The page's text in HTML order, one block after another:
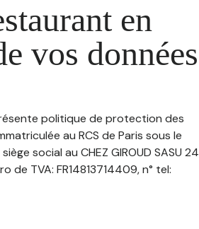
en
vos données
politique de protection des
au RCS de Paris sous le
social au CHEZ GIROUD SASU 24
de TVA: FR14813714409, n° tel: